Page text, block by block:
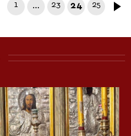
1 … 23 24 25